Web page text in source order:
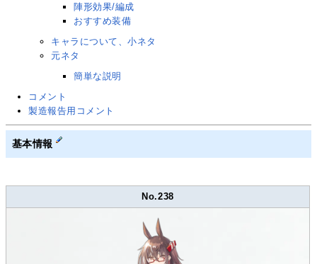
陣形効果/編成
おすすめ装備
キャラについて、小ネタ
元ネタ
簡単な説明
コメント
製造報告用コメント
基本情報
No.238